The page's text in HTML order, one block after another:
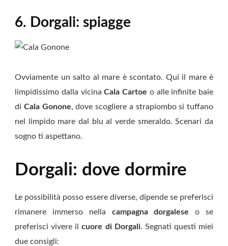
6. Dorgali: spiagge
Ovviamente un salto al mare è scontato. Qui il mare è
limpidissimo dalla vicinaCala Cartoe o alle infinite baie
di Cala Gonone, dove scogliere a strapiombo si tuffano
nel limpido mare dal blu al verde smeraldo. Scenari da
sogno ti aspettano.
Dorgali: dove dormire
Le possibilità posso essere diverse, dipende se preferisci
rimanere immerso nella campagna dorgalese o se
preferisci vivere ilcuore di Dorgali. Segnati questi miei
due consigli: